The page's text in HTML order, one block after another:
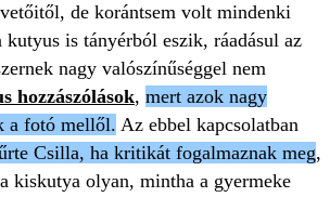
de korántsem volt mindenki
is tányérból eszik, ráadásul az
nagy valószínűséggel nem
hozzászólások, mert azok nagy
a fotó mellől. Az ebbel kapcsolatban
Csilla, ha kritikát fogalmaznak meg,
kiskutya olyan, mintha a gyermeke